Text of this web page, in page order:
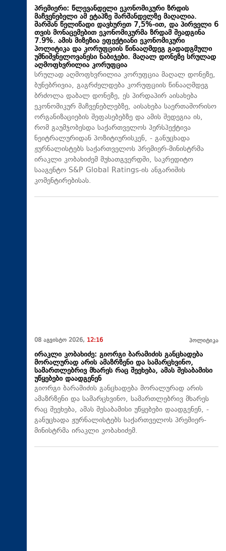
პრემიერი: წლევანდელი ეკონომიკური ზრდის
მაჩვენებელი ამ ეტაპზე შარშანდელზე მაღალია.
შარშან წელიწადი დავხურეთ 7,5%-ით, და პირველი 6
თვის მონაცემებით ეკონომიკურმა ზრდამ შეადგინა
7.9%. ამის მიზეზია ეფექტიანი ეკონომიკური
პოლიტიკა და კორუფციის წინააღმდეგ გადადგმული
უმნიშვნელოვანესი ნაბიჯები. მაღალ დონეზე სრულად
აღმოფხვრილია კორუფცია
სრულად აღმოფხვრილია კორუფცია მაღალ დონეზე,
ბუნებრივია, გაგრძელდება კორუფციის წინააღმდეგ
ბრძოლა დაბალ დონეზე, ეს პირდაპირ აისახება
ეკონომიკურ მაჩვენებლებზე, აისახება საერთაშორისო
ორგანიზაციების შეფასებებზე და ამის შედეგია ის,
რომ გაუმჯობესდა საქართველოს პერსპექტივა
ნეიტრალურიდან პოზიტიურისკენ, - განუცხადა
ჟურნალისტებს საქართველოს პრემიერ-მინისტრმა
ირაკლი კობახიძემ მუხათგვერდში, საკრედიტო
სააგენტო S&P Global Ratings-ის ანგარიშის
კომენტირებისას.
08 აგვისტო 2026, 12:16 პოლიტიკა
ირაკლი კობახიძე: გიორგი ბარამიძის განცხადება
მორალურად არის ამაზრზენი და სამარცხვინო,
სამართლებრივ მხარეს რაც შეეხება, ამას შესაბამისი
უწყებები დაადგენენ
გიორგი ბარამიძის განცხადება მორალურად არის
ამაზრზენი და სამარცხვინო, სამართლებრივ მხარეს
რაც შეეხება, ამას შესაბამისი უწყებები დაადგენენ, -
განუცხადა ჟურნალისტებს საქართველოს პრემიერ-
მინისტრმა ირაკლი კობახიძემ.